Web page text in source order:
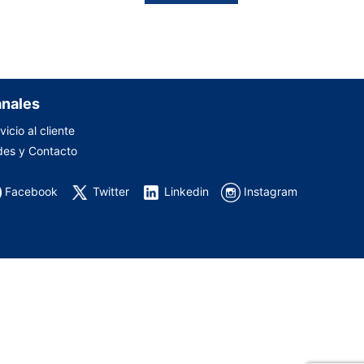
al cliente
y Contacto
Facebook Twitter Linkedin Instagram